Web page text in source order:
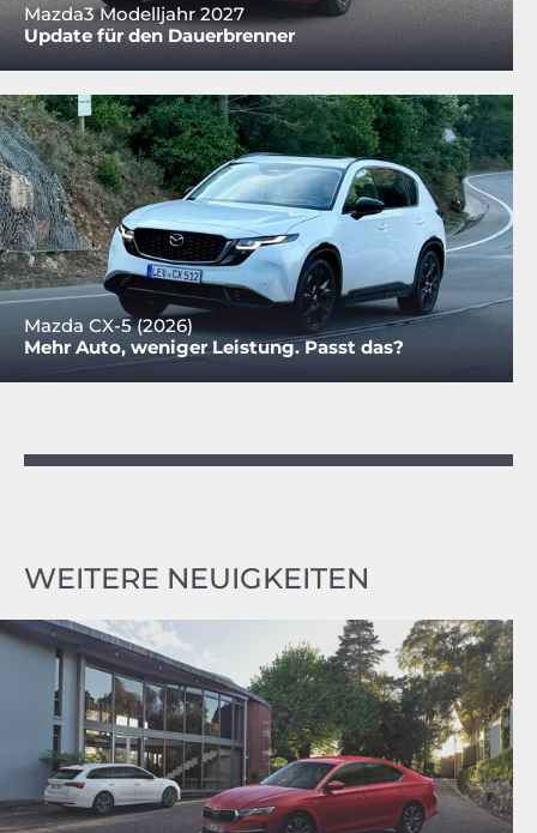
Mazda3 Modelljahr 2027
Update für den Dauerbrenner
Mazda CX-5 (2026)
Mehr Auto, weniger Leistung. Passt das?
WEITERE NEUIGKEITEN